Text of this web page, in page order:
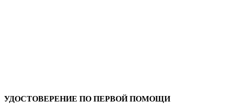
УДОСТОВЕРЕНИЕ ПО ПЕРВОЙ ПОМОЩИ